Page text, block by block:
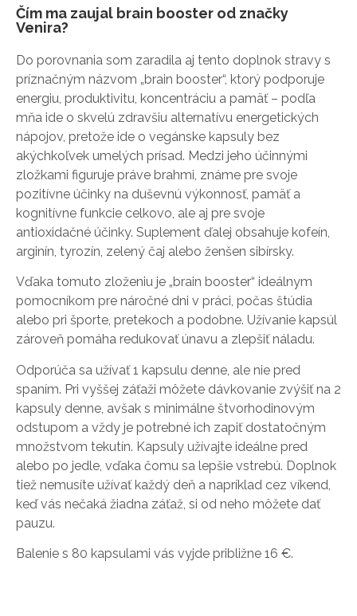
Čím ma zaujal brain booster od značky
Venira?
Do porovnania som zaradila aj tento doplnok stravy s
príznačným názvom „brain booster“, ktorý podporuje
energiu, produktivitu, koncentráciu a pamäť – podľa
mňa ide o skvelú zdravšiu alternatívu energetických
nápojov, pretože ide o vegánske kapsuly bez
akýchkoľvek umelých prísad. Medzi jeho účinnými
zložkami figuruje práve brahmi, známe pre svoje
pozitívne účinky na duševnú výkonnosť, pamäť a
kognitívne funkcie celkovo, ale aj pre svoje
antioxidačné účinky. Suplement ďalej obsahuje kofeín,
arginín, tyrozín, zelený čaj alebo ženšen sibírsky.
Vďaka tomuto zloženiu je „brain booster“ ideálnym
pomocníkom pre náročné dni v práci, počas štúdia
alebo pri športe, pretekoch a podobne. Užívanie kapsúl
zároveň pomáha redukovať únavu a zlepšiť náladu.
Odporúča sa užívať 1 kapsulu denne, ale nie pred
spaním. Pri vyššej záťaži môžete dávkovanie zvýšiť na 2
kapsuly denne, avšak s minimálne štvorhodinovým
odstupom a vždy je potrebné ich zapiť dostatočným
množstvom tekutín. Kapsuly užívajte ideálne pred
alebo po jedle, vďaka čomu sa lepšie vstrebú. Doplnok
tiež nemusíte užívať každý deň a napríklad cez víkend,
keď vás nečaká žiadna záťaž, si od neho môžete dať
pauzu.
Balenie s 80 kapsulami vás vyjde približne 16 €.